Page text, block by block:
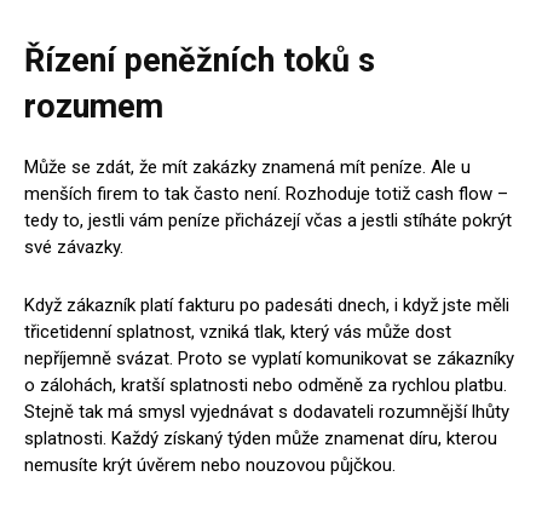
Řízení peněžních toků s
rozumem
Může se zdát, že mít zakázky znamená mít peníze. Ale u
menších firem to tak často není. Rozhoduje totiž cash flow –
tedy to, jestli vám peníze přicházejí včas a jestli stíháte pokrýt
své závazky.
Když zákazník platí fakturu po padesáti dnech, i když jste měli
třicetidenní splatnost, vzniká tlak, který vás může dost
nepříjemně svázat. Proto se vyplatí komunikovat se zákazníky
o zálohách, kratší splatnosti nebo odměně za rychlou platbu.
Stejně tak má smysl vyjednávat s dodavateli rozumnější lhůty
splatnosti. Každý získaný týden může znamenat díru, kterou
nemusíte krýt úvěrem nebo nouzovou půjčkou.